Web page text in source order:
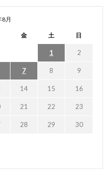
月
金 土 日
1 2
7 8 9
14 15 16
21 22 23
28 29 30